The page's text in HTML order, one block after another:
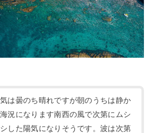
は曇のち晴れですが朝のうちは静か
況になります南西の風で次第にムシ
シした陽気になりそうです。波は次第